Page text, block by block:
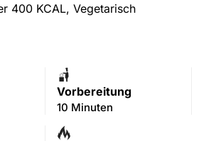
400 KCAL, Vegetarisch
Vorbereitung
10 Minuten